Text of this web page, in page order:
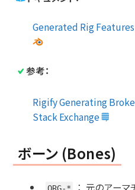
Generated Rig
参考：
Rigify Generating
Stack Exchange
ボーン (Bones)
ORG-* ： 元のアーマ